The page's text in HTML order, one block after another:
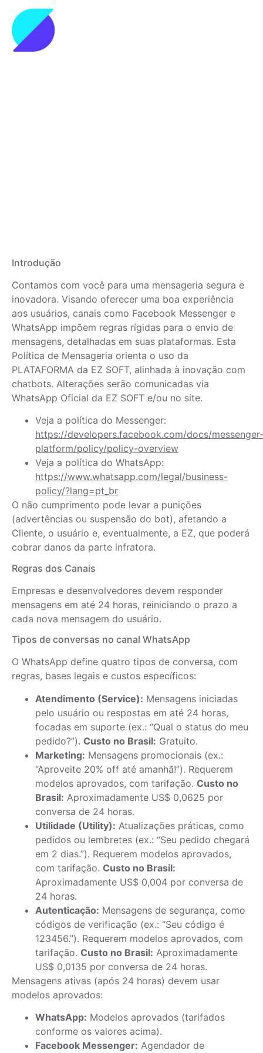
Introdução
Contamos com você para uma mensageria segura e
inovadora. Visando oferecer uma boa experiência
aos usuários, canais como Facebook Messenger e
WhatsApp impõem regras rígidas para o envio de
mensagens, detalhadas em suas plataformas. Esta
Política de Mensageria orienta o uso da
PLATAFORMA da EZ SOFT, alinhada à inovação com
chatbots. Alterações serão comunicadas via
WhatsApp Oficial da EZ SOFT e/ou no site.
Veja a política do Messenger:
https://developers.facebook.com/docs/messenger-
platform/policy/policy-overview
Veja a política do WhatsApp:
https://www.whatsapp.com/legal/business-
policy/?lang=pt_br
O não cumprimento pode levar a punições
(advertências ou suspensão do bot), afetando a
Cliente, o usuário e, eventualmente, a EZ, que poderá
cobrar danos da parte infratora.
Regras dos Canais
Empresas e desenvolvedores devem responder
mensagens em até 24 horas, reiniciando o prazo a
cada nova mensagem do usuário.
Tipos de conversas no canal WhatsApp
O WhatsApp define quatro tipos de conversa, com
regras, bases legais e custos específicos:
Atendimento (Service): Mensagens iniciadas
pelo usuário ou respostas em até 24 horas,
focadas em suporte (ex.: “Qual o status do meu
pedido?”). Custo no Brasil: Gratuito.
Marketing: Mensagens promocionais (ex.:
“Aproveite 20% off até amanhã!”). Requerem
modelos aprovados, com tarifação. Custo no
Brasil: Aproximadamente US$ 0,0625 por
conversa de 24 horas.
Utilidade (Utility): Atualizações práticas, como
pedidos ou lembretes (ex.: “Seu pedido chegará
em 2 dias.”). Requerem modelos aprovados,
com tarifação. Custo no Brasil:
Aproximadamente US$ 0,004 por conversa de
24 horas.
Autenticação: Mensagens de segurança, como
códigos de verificação (ex.: “Seu código é
123456.”). Requerem modelos aprovados, com
tarifação. Custo no Brasil: Aproximadamente
US$ 0,0135 por conversa de 24 horas.
Mensagens ativas (após 24 horas) devem usar
modelos aprovados:
WhatsApp: Modelos aprovados (tarifados
conforme os valores acima).
Facebook Messenger: Agendador de